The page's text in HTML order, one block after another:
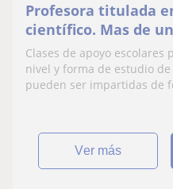
Profesora titulada
científico. Mas de
impartiendo clases
asignaturas
Clases de apoyo escolares
nivel y forma de estudio
pueden ser impartidas de
ver más